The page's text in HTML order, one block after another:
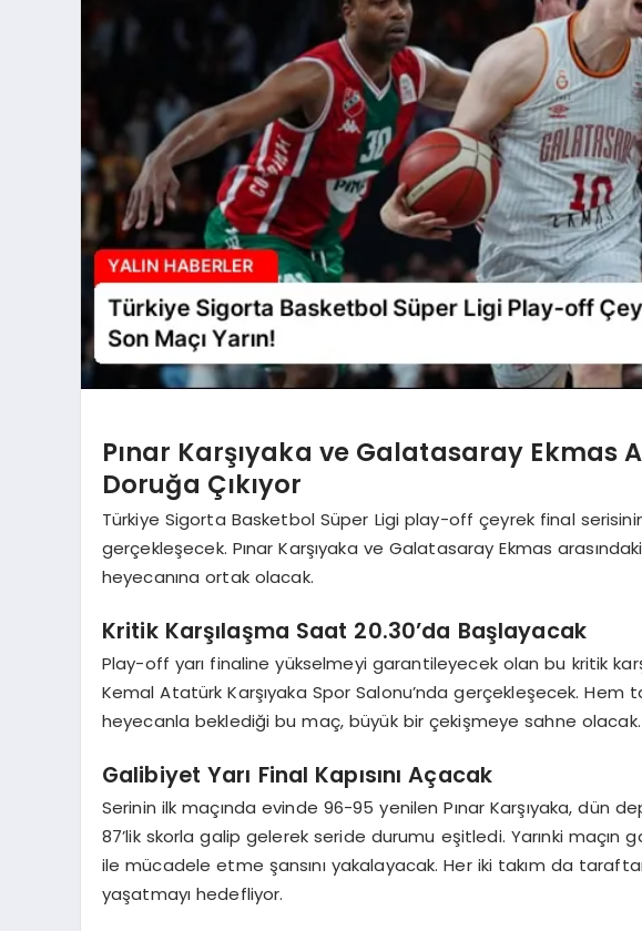
Pınar Karşıyaka ve Galatasaray Ekmas
Doruğa Çıkıyor
Türkiye Sigorta Basketbol Süper Ligi play-off çeyrek final
gerçekleşecek. Pınar Karşıyaka ve Galatasaray Ekmas
heyecanına ortak olacak.
Kritik Karşılaşma Saat 20.30’da Başlayacak
Play-off yarı finaline yükselmeyi garantileyecek olan bu kritik
Kemal Atatürk Karşıyaka Spor Salonu’nda gerçekleşecek. Hem
heyecanla beklediği bu maç, büyük bir çekişmeye sahne olacak.
Galibiyet Yarı Final Kapısını Açacak
Serinin ilk maçında evinde 96-95 yenilen Pınar Karşıyaka, dün
87’lik skorla galip gelerek seride durumu eşitledi. Yarınki maçın
ile mücadele etme şansını yakalayacak. Her iki takım da
yaşatmayı hedefliyor.